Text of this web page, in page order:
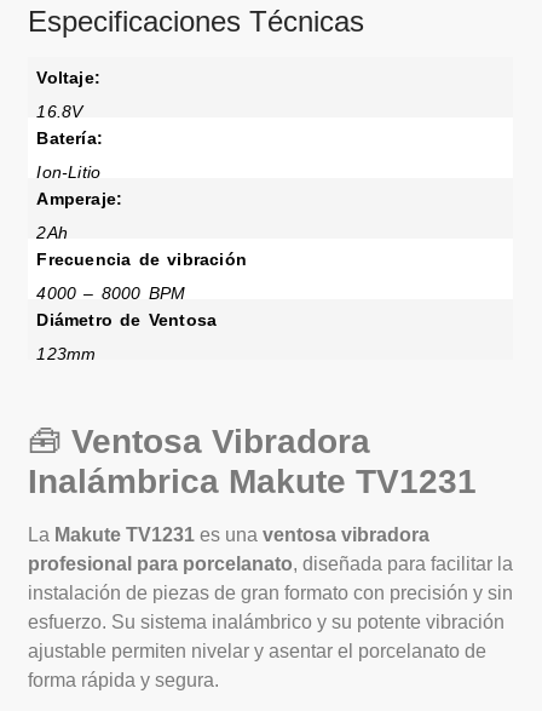
Especificaciones Técnicas
Voltaje:
16.8V
Batería:
Ion-Litio
Amperaje:
2Ah
Frecuencia de vibración
4000 – 8000 BPM
Diámetro de Ventosa
123mm
🧰Ventosa Vibradora
Inalámbrica Makute TV1231
La Makute TV1231 es unaventosa vibradora
profesional para porcelanato, diseñada para facilitar la
instalación de piezas de gran formato con precisión y sin
esfuerzo. Su sistema inalámbrico y su potente vibración
ajustable permiten nivelar y asentar el porcelanato de
forma rápida y segura.